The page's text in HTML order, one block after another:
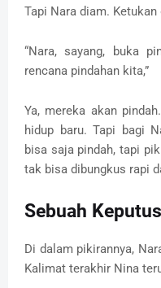
Tapi Nara diam.
“Nara, sayang, buka
rencana pindahan kita,”
Ya, mereka akan
hidup baru. Tapi bagi
bisa saja pindah, tapi
tak bisa dibungkus rapi
Sebuah
Di dalam pikirannya,
Kalimat terakhir Nina